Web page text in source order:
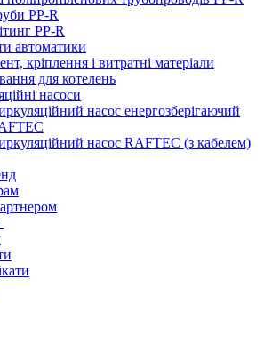
PP-R
PP-R
автоматики
кріплення і витратні матеріали
для котелень
насоси
насос енергозберігаючий
насос RAFTEC (з кабелем)